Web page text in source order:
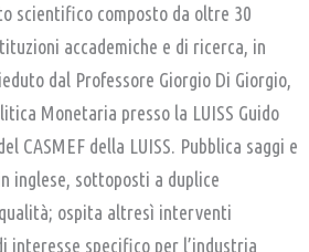
scientifico composto da oltre 30
accademiche e di ricerca, in
dal Professore Giorgio Di Giorgio,
Monetaria presso la LUISS Guido
CASMEF della LUISS. Pubblica saggi e
inglese, sottoposti a duplice
ospita altresì interventi
interesse specifico per l’industria